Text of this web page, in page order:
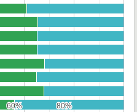
60%
60% 80%
80%